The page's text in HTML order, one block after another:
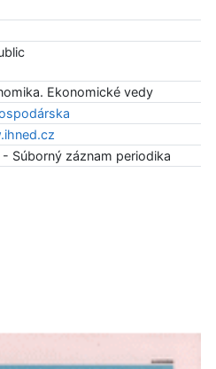
Ekonomické vedy
- Súborný záznam periodika